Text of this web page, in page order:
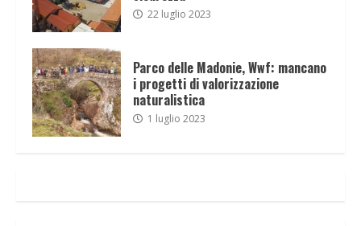
22 luglio 2023
Parco delle Madonie, Wwf: mancano
i progetti di valorizzazione
naturalistica
1 luglio 2023